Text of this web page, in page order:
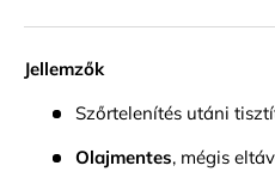
Jellemzők
Szőrtelenítés utáni
Olajmentes, mégis
Bejelentkezés
Jelentkezz be fiókodba,
mentett tételeidet.